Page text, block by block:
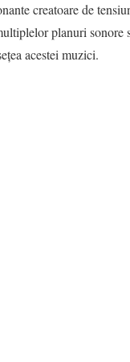
creatoare de
planuri sonore
acestei muzici.